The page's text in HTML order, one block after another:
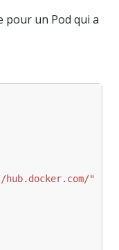
pour un Pod qui a
"